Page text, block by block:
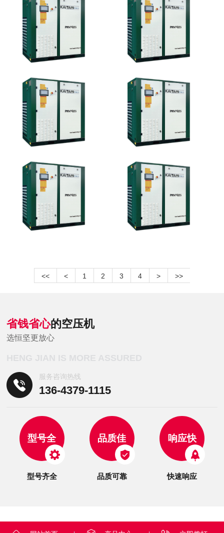
<< < 1 2 3 4 > >>
省钱省心的空压机
选恒坚更放心
服务咨询热线
136-4379-1115
型号全
型号齐全
品质佳
品质可靠
响应快
快速响应